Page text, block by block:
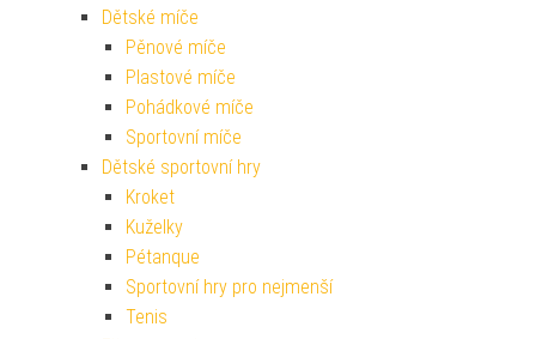
Dětské míče
Pěnové míče
Plastové míče
Pohádkové míče
Sportovní míče
Dětské sportovní hry
Kroket
Kuželky
Pétanque
Sportovní hry pro nejmenší
Tenis